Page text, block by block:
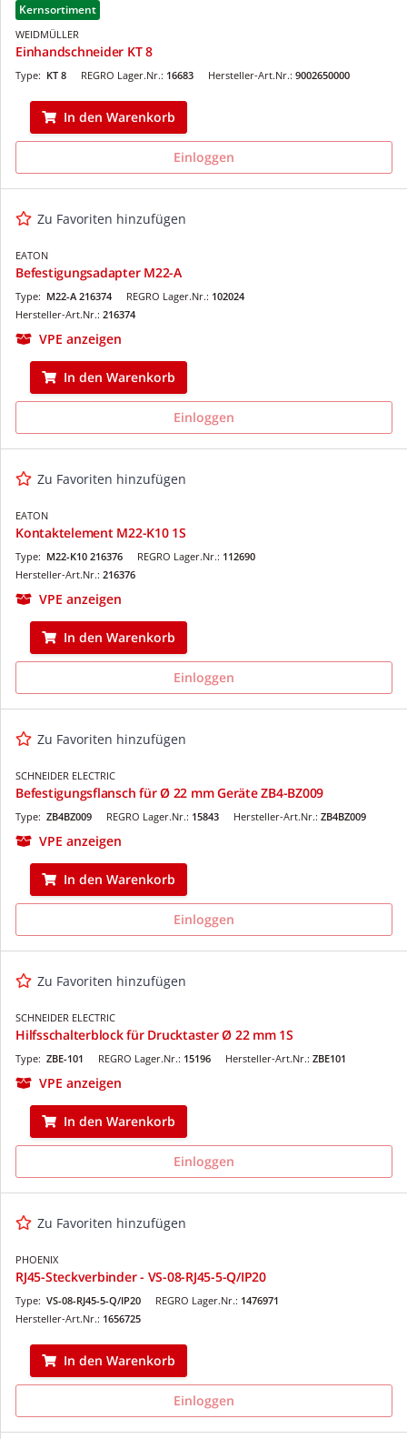
Kernsortiment
WEIDMÜLLER
Einhandschneider KT 8
REGRO Lager.Nr.: 16683
Type: KT 8 Hersteller-Art.Nr.: 9002650000
In den Warenkorb
Einloggen
Zu Favoriten hinzufügen
EATON
Befestigungsadapter M22-A
REGRO Lager.Nr.: 102024
Type: M22-A 216374
Hersteller-Art.Nr.: 216374
VPE anzeigen
In den Warenkorb
Einloggen
Zu Favoriten hinzufügen
EATON
Kontaktelement M22-K10 1S
REGRO Lager.Nr.: 112690
Type: M22-K10 216376
Hersteller-Art.Nr.: 216376
VPE anzeigen
In den Warenkorb
Einloggen
Zu Favoriten hinzufügen
SCHNEIDER ELECTRIC
Befestigungsflansch für Ø 22 mm Geräte ZB4-BZ009
REGRO Lager.Nr.: 15843
Type: ZB4BZ009 Hersteller-Art.Nr.: ZB4BZ009
VPE anzeigen
In den Warenkorb
Einloggen
Zu Favoriten hinzufügen
SCHNEIDER ELECTRIC
Hilfsschalterblock für Drucktaster Ø 22 mm 1S
REGRO Lager.Nr.: 15196
Type: ZBE-101 Hersteller-Art.Nr.: ZBE101
VPE anzeigen
In den Warenkorb
Einloggen
Zu Favoriten hinzufügen
PHOENIX
RJ45-Steckverbinder - VS-08-RJ45-5-Q/IP20
REGRO Lager.Nr.: 1476971
Type: VS-08-RJ45-5-Q/IP20
Hersteller-Art.Nr.: 1656725
In den Warenkorb
Einloggen